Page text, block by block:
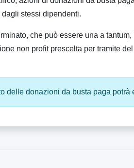
stessi dipendenti.
che può essere una a
non profit prescelta per tramite
delle donazioni da busta paga